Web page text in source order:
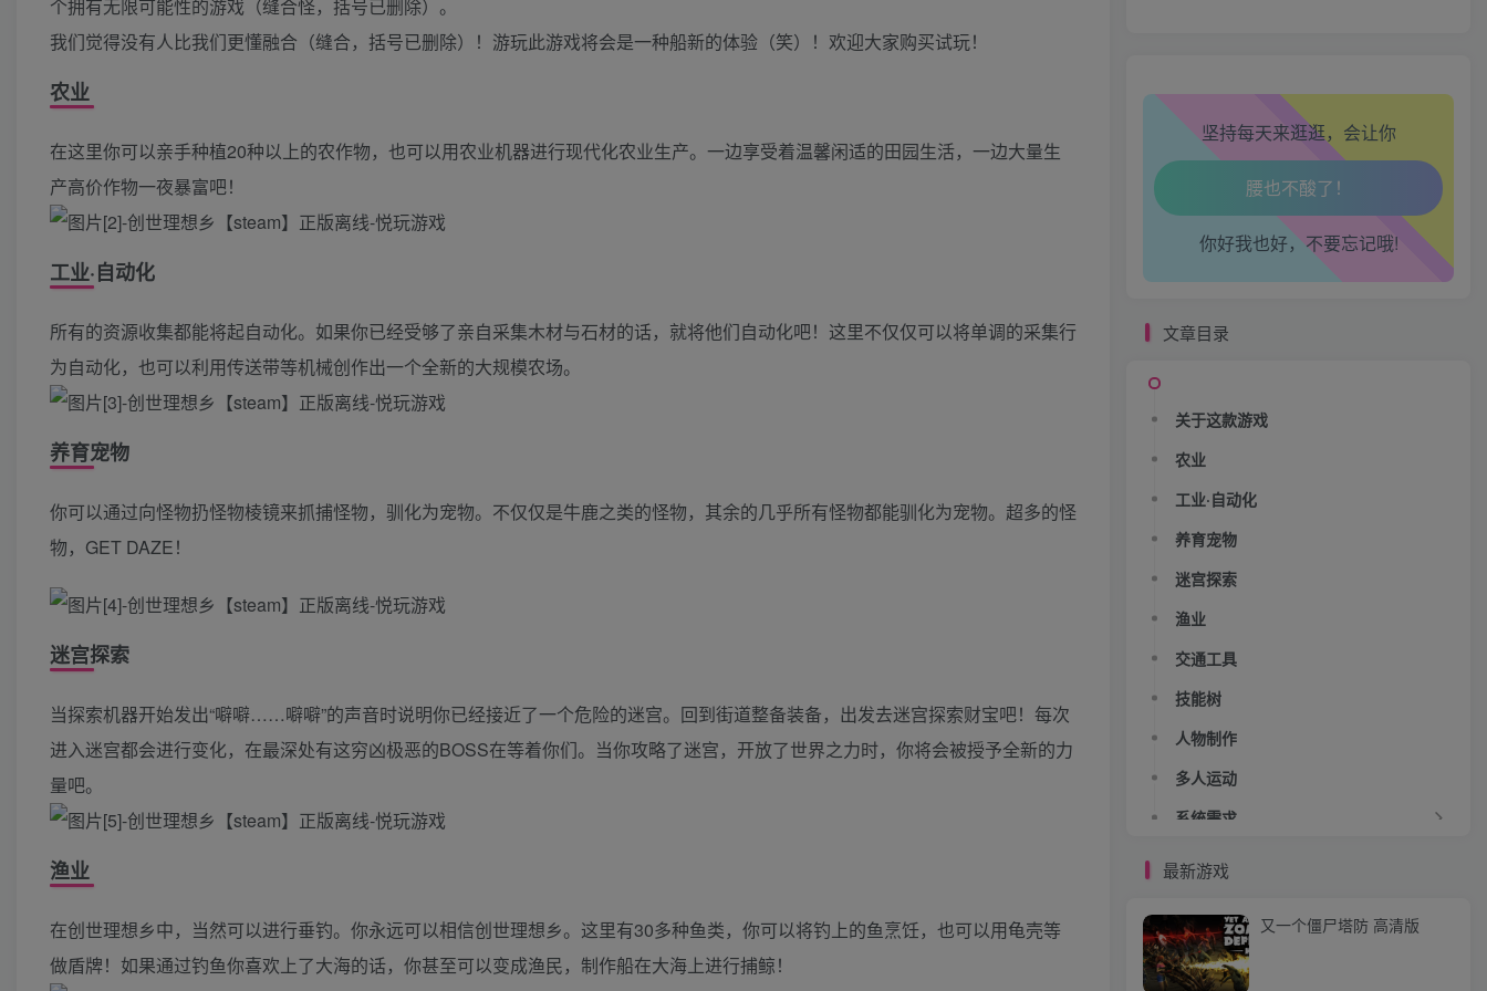
个拥有无限可能性的游戏（缝合怪，括号已删除）。
我们觉得没有人比我们更懂融合（缝合，括号已删除）！游玩此游戏将会是一种船新的体验（笑）！欢迎大家购买试玩！
农业
在这里你可以亲手种植20种以上的农作物，也可以用农业机器进行现代化农业生产。一边享受着温馨闲适的田园生活，一边大量生
产高价作物一夜暴富吧！
工业·自动化
所有的资源收集都能将起自动化。如果你已经受够了亲自采集木材与石材的话，就将他们自动化吧！这里不仅仅可以将单调的采集行
为自动化，也可以利用传送带等机械创作出一个全新的大规模农场。
养育宠物
你可以通过向怪物扔怪物棱镜来抓捕怪物，驯化为宠物。不仅仅是牛鹿之类的怪物，其余的几乎所有怪物都能驯化为宠物。超多的怪
物，GET DAZE！
迷宫探索
当探索机器开始发出“噼噼……噼噼”的声音时说明你已经接近了一个危险的迷宫。回到街道整备装备，出发去迷宫探索财宝吧！每次
进入迷宫都会进行变化，在最深处有这穷凶极恶的BOSS在等着你们。当你攻略了迷宫，开放了世界之力时，你将会被授予全新的力
量吧。
渔业
在创世理想乡中，当然可以进行垂钓。你永远可以相信创世理想乡。这里有30多种鱼类，你可以将钓上的鱼烹饪，也可以用龟壳等
做盾牌！如果通过钓鱼你喜欢上了大海的话，你甚至可以变成渔民，制作船在大海上进行捕鲸！
Catch Me!
坚持每天来逛逛，会让你
心情也舒畅了！
走路也有劲了！
腿也不痛了！
腰也不酸了！
你好我也好，不要忘记哦!
文章目录
关于这款游戏
农业
工业·自动化
养育宠物
迷宫探索
渔业
交通工具
技能树
人物制作
多人运动
系统需求
最新游戏
又一个僵尸塔防 高清版